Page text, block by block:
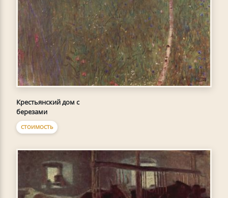
Крестьянский дом с
березами
СТОИМОСТЬ